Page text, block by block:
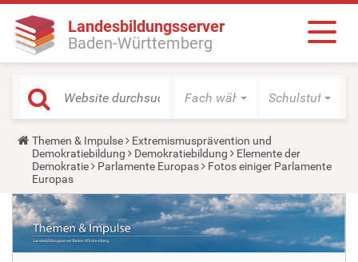
Landesbildungsserver
Baden-Württemberg
Fach wählen Schulstufe
Y
o
u
a
r
e
h
e
r
e
Themen & Impulse
Extremismusprävention und
Demokratiebildung
Demokratiebildung
Elemente der
Demokratie
Parlamente Europas
Fotos einiger Parlamente
Europas